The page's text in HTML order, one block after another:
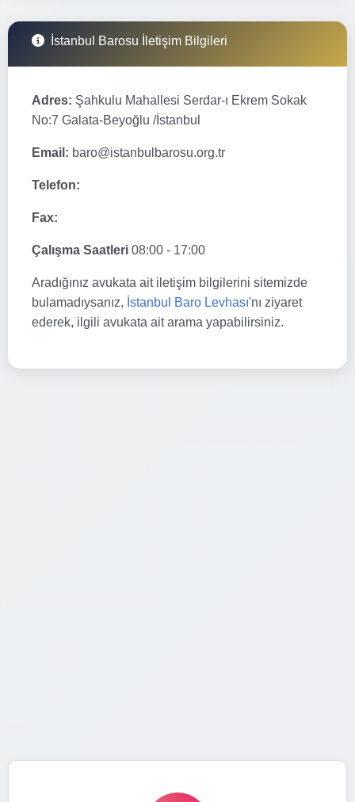
İstanbul Barosu İletişim Bilgileri
Adres: Şahkulu Mahallesi Serdar-ı Ekrem Sokak
No:7 Galata-Beyoğlu /İstanbul
Email: baro@istanbulbarosu.org.tr
Telefon:
Fax:
Çalışma Saatleri 08:00 - 17:00
Aradığınız avukata ait iletişim bilgilerini sitemizde
bulamadıysanız, İstanbul Baro Levhası'nı ziyaret
ederek, ilgili avukata ait arama yapabilirsiniz.